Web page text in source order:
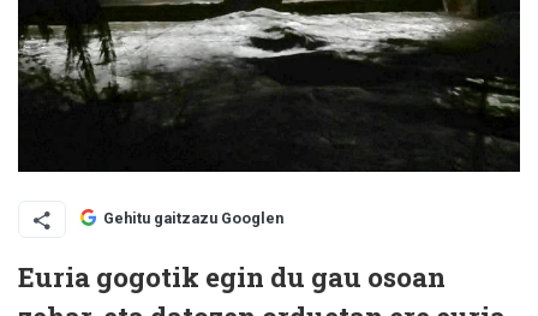
Gehitu gaitzazu Googlen
Euria gogotik egin du gau osoan